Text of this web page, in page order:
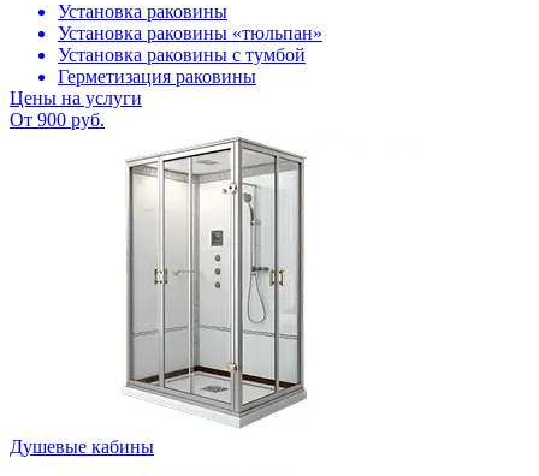
Установка раковины
Установка раковины «тюльпан»
Установка раковины с тумбой
Герметизация раковины
Цены на услуги
От 900 руб.
Душевые кабины